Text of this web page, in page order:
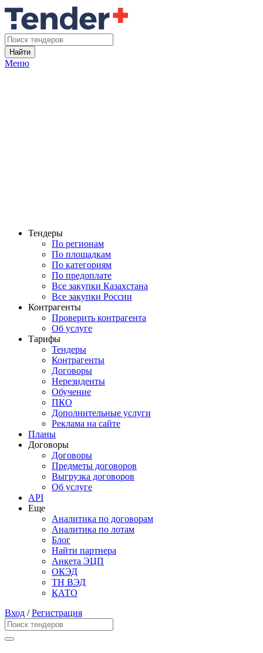
Найти
Меню
Тендеры
По регионам
По площадкам
По категориям
По предоплате
Все закупки Казахстана
Все закупки России
Контрагенты
Проверить контрагента
Об услуге
Тарифы
Тендеры
Контрагенты
Договоры
Нерезиденты
Обучение
ПКО
Дополнительные услуги
Реклама на сайте
Планы
Договоры
Договоры
Предметы договоров
Выгрузка договоров
Об услуге
API
Еще
Аналитика по договорам
Аналитика по лотам
Блог
Найти партнера
Анкета ЭЦП
ОКЭД
ТН ВЭД
КАТО
Вход /Регистрация